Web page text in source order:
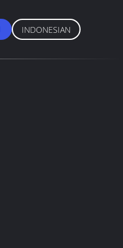
INDONESIAN